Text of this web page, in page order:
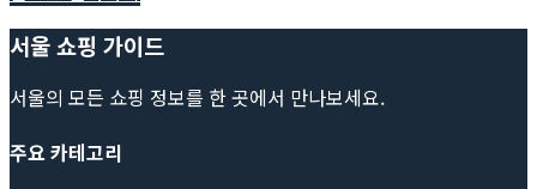
서울 쇼핑 가이드
서울의 모든 쇼핑 정보를 한 곳에서 만나보세요.
주요 카테고리